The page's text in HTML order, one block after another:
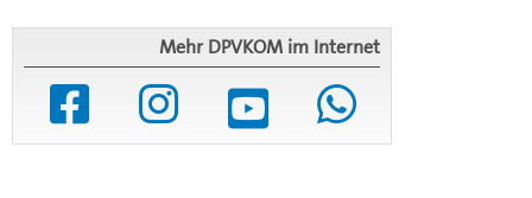
Mehr DPVKOM im Internet